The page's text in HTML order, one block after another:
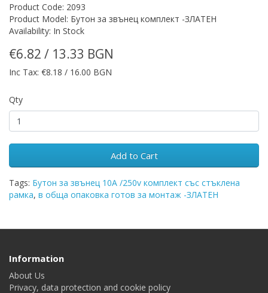
Product Code: 2093
Product Model: Бутон за звънец комплект -ЗЛАТЕН
Availability: In Stock
€6.82 / 13.33 BGN
Inc Tax: €8.18 / 16.00 BGN
Qty
Add to Cart
Tags: Бутон за звънец 10A /250v комплект със стъклена
рамка, в обща опаковка готов за монтаж -ЗЛАТЕН
Information
About Us
Privacy, data protection and cookie policy